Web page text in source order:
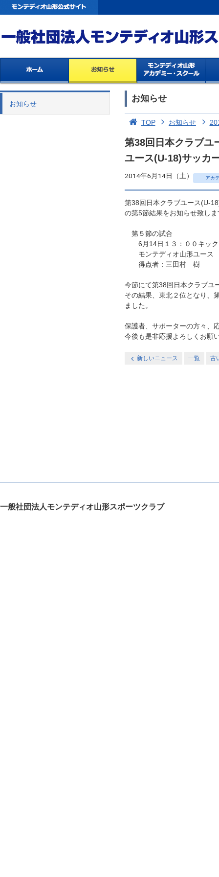
お知らせ
お知らせ
TOP お知らせ
第38回日本クラブユ
ユース(U-18)サッカ
2014年6月14日（土） アカ
第38回日本クラブユース(U-
の第5節結果をお知らせ致しま
第５節の試合
6月14日１３：００キッ
モンテディオ山形ユース
得点者：三田村 樹
今節にて第38回日本クラブユ
その結果、東北２位となり、
ました。
保護者、サポーターの方々、
今後も是非応援よろしくお願
新しいニュース 一覧 古
一般社団法人モンテディオ山形スポーツクラブ